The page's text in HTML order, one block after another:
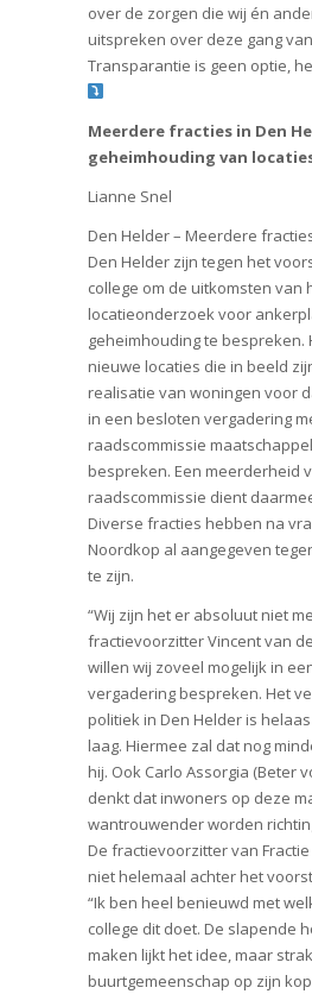
over de zorgen die wij én
uitspreken over deze gang
Transparantie is geen optie,
Meerdere fracties in Den
geheimhouding van
Lianne Snel
Den Helder – Meerdere
Den Helder zijn tegen het
college om de uitkomsten van
locatieonderzoek voor
geheimhouding te bespreken.
nieuwe locaties die in beeld
realisatie van woningen voor
in een besloten vergadering
raadscommissie
bespreken. Een meerderheid
raadscommissie dient
Diverse fracties hebben na
Noordkop al aangegeven
te zijn.
“Wij zijn het er absoluut niet
fractievoorzitter Vincent van
willen wij zoveel mogelijk in
vergadering bespreken. Het
politiek in Den Helder is
laag. Hiermee zal dat nog
hij. Ook Carlo Assorgia (Beter
denkt dat inwoners op deze
wantrouwender worden
De fractievoorzitter van
niet helemaal achter het
“Ik ben heel benieuwd met
college dit doet. De slapende
maken lijkt het idee, maar
buurtgemeenschap op zijn